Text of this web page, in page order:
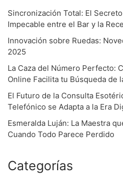
Sincronización Total: El
Impecable entre el Bar y la
Innovación sobre Ruedas:
2025
La Caza del Número Perfecto:
Online Facilita tu Búsqueda de
El Futuro de la Consulta
Telefónico se Adapta a la Era
Esmeralda Luján: La Maestra
Cuando Todo Parece Perdido
Categorías